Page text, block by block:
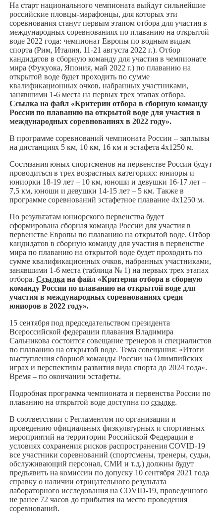
На старт национального чемпионата выйдут сильнейшие
российские пловцы-марафонцы, для которых эти
соревнования станут первым этапом отбора для участия в
международных соревнованиях по плаванию на открытой
воде 2022 года: чемпионат Европы по водным видам
спорта (Рим, Италия, 11-21 августа 2022 г.). Отбор
кандидатов в сборную команду для участия в чемпионате
мира (Фукуока, Япония, май 2022 г.) по плаванию на
открытой воде будет проходить по сумме
квалификационных очков, набранных участниками,
занявшими 1-6 места на первых трех этапах отбора.
Ссылка на файл «Критерии отбора в сборную команду
России по плаванию на открытой воде для участия в
международных соревнованиях в 2022 году».
В программе соревнований чемпионата России – заплывы
на дистанциях 5 км, 10 км, 16 км и эстафета 4х1250 м.
Состязания юных спортсменов на первенстве России будут
проводиться в трех возрастных категориях: юниоры и
юниорки 18-19 лет – 10 км, юноши и девушки 16-17 лет –
7,5 км, юноши и девушки 14-15 лет – 5 км. Также в
программе соревнований эстафетное плавание 4х1250 м.
По результатам юниорского первенства будет
сформирована сборная команда России для участия в
первенстве Европы по плаванию на открытой воде. Отбор
кандидатов в сборную команду для участия в первенстве
мира по плаванию на открытой воде будет проходить по
сумме квалификационных очков, набранных участниками,
занявшими 1-6 места (таблица № 1) на первых трех этапах
отбора. Ссылка на файл «Критерии отбора в сборную
команду России по плаванию на открытой воде для
участия в международных соревнованиях среди
юниоров в 2022 году».
15 сентября под председательством президента
Всероссийской федерации плавания Владимира
Сальникова состоится совещание тренеров и специалистов
по плаванию на открытой воде. Тема совещания: «Итоги
выступления сборной команды России на Олимпийских
играх и перспективы развития вида спорта до 2024 года».
Время – по окончании эстафеты.
Подробная программа чемпионата и первенства России по
плаванию на открытой воде доступна по ссылке.
В соответствии с Регламентом по организации и
проведению официальных физкультурных и спортивных
мероприятий на территории Российской Федерации в
условиях сохранения рисков распространения COVID-19
все участники соревнований (спортсмены, тренеры, судьи,
обслуживающий персонал, СМИ и т.д.) должны будут
предъявить на комиссии по допуску 10 сентября 2021 года
справку о наличии отрицательного результата
лабораторного исследования на COVID-19, проведенного
не ранее 72 часов до прибытия на место проведения
соревнований.